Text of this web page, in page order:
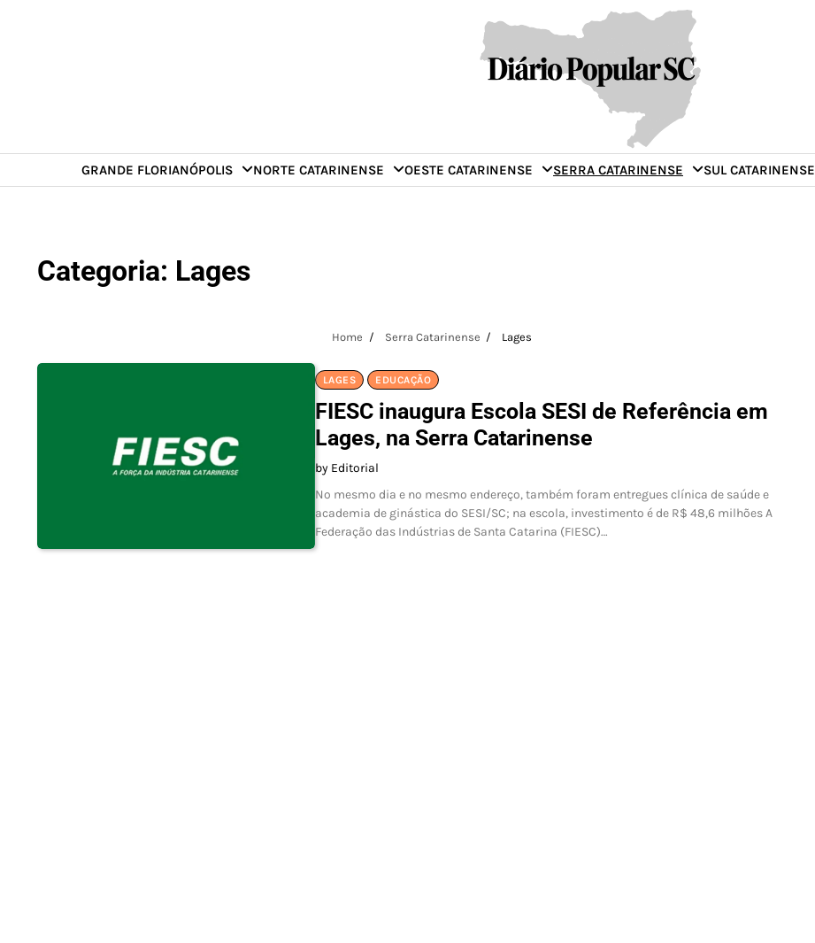
GRANDE FLORIANÓPOLIS NORTE CATARINENSE OESTE CATARINENSE SERRA CATARINENSE SUL CATARINENSE
Categoria: Lages
Home Serra Catarinense Lages
LAGES EDUCAÇÃO
FIESC inaugura Escola SESI de Referência em
Lages, na Serra Catarinense
by Editorial
No mesmo dia e no mesmo endereço, também foram entregues clínica de saúde e
academia de ginástica do SESI/SC; na escola, investimento é de R$ 48,6 milhões A
Federação das Indústrias de Santa Catarina (FIESC)…